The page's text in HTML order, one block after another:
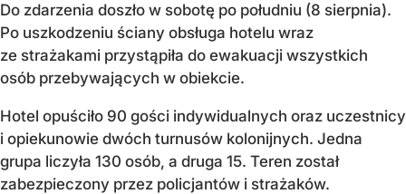
Do zdarzenia doszło w sobotę po południu (8 sierpnia).
Po uszkodzeniu ściany obsługa hotelu wraz
ze strażakami przystąpiła do ewakuacji wszystkich
osób przebywających w obiekcie.
Hotel opuściło 90 gości indywidualnych oraz uczestnicy
i opiekunowie dwóch turnusów kolonijnych. Jedna
grupa liczyła 130 osób, a druga 15. Teren został
zabezpieczony przez policjantów i strażaków.